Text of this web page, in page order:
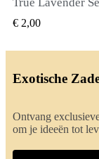
€ 2,00
Exotische
Ontvang
om je ideeën tot